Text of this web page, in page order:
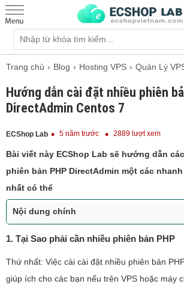
Trang chủ Blog Hosting VPS Quản Lý
Hướng dẫn cài đặt nhiều phiên
DirectAdmin Centos 7
ECShop Lab 5 năm trước 2889 lượt xem
Bài viết này ECShop Lab sẽ hướng dẫn
phiên bản PHP DirectAdmin một các
nhất có thể
Nội dung chính
2. Yêu cầu cần có trước khi cài đặt
với DirectAdmin - HĐH Centos 7
3. Cấu hình VPS chạy nhiều nhiều
1. Tại Sao phải cần nhiều phiên bản PHP
Thứ nhất: Việc cài cài đặt nhiều phiên bản
giúp ích cho các bạn nếu trên VPS hoặc máy